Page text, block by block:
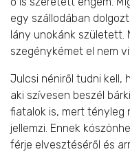
egy szállodában
lány unokánk született.
szegénykémet el nem
Julcsi néniről tudni kell,
aki szívesen beszél
fiatalok is, mert tényleg
jellemzi. Ennek
férje elvesztéséről és